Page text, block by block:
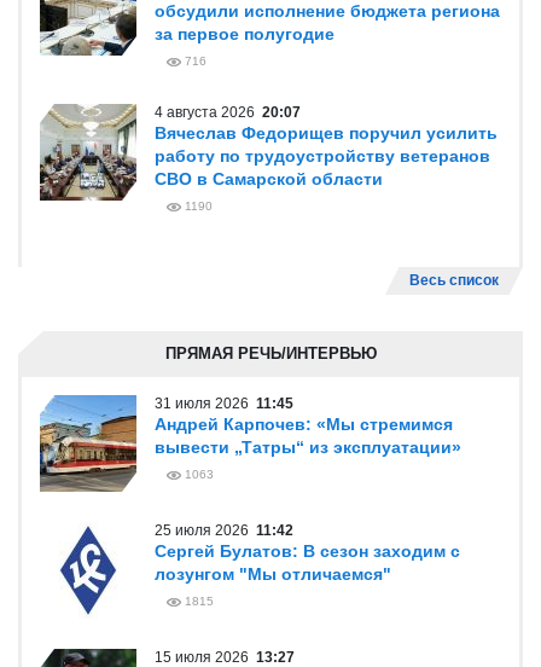
обсудили исполнение бюджета региона
за первое полугодие
716
4 августа 2026 20:07
Вячеслав Федорищев поручил усилить
работу по трудоустройству ветеранов
СВО в Самарской области
1190
Весь список
ПРЯМАЯ РЕЧЬ/ИНТЕРВЬЮ
31 июля 2026 11:45
Андрей Карпочев: «Мы стремимся
вывести „Татры“ из эксплуатации»
1063
25 июля 2026 11:42
Сергей Булатов: В сезон заходим с
лозунгом "Мы отличаемся"
1815
15 июля 2026 13:27